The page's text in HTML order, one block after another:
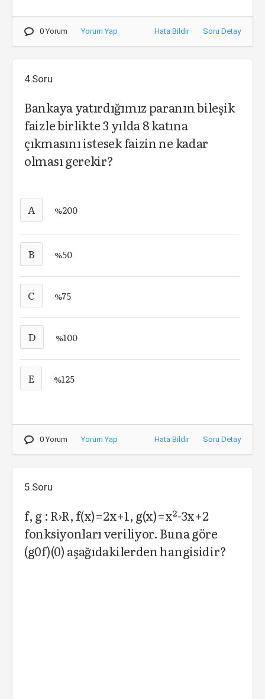
0 Yorum Yorum Yap Hata Bildir Soru Detay
4.Soru
Bankaya yatırdığımız paranın bileşik
faizle birlikte 3 yılda 8 katına
çıkmasını istesek faizin ne kadar
olması gerekir?
A %200
B %50
C %75
D %100
E %125
0 Yorum Yorum Yap Hata Bildir Soru Detay
5.Soru
f, g : R›R, f(x)=2x+1, g(x)=x²-3x+2
fonksiyonları veriliyor. Buna göre
(g0f)(0) aşağıdakilerden hangisidir?